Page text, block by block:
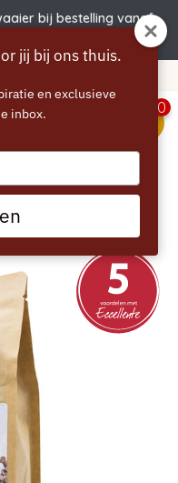
bij bestelling vanaf
0
– 100% Arabica, Zacht & Rond
jij bij ons thuis.
en exclusieve
inbox.